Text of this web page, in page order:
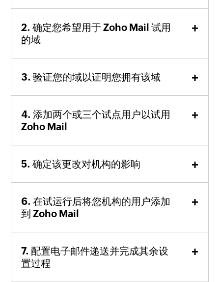
确定您希望用于 Zoho Mail 试用
的域
验证您的域以证明您拥有该域
添加两个或三个试点用户以试用
Zoho Mail
确定该更改对机构的影响
在试运行后将您机构的用户添加
到 Zoho Mail
配置电子邮件递送并完成其余设
置过程